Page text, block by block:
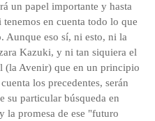
un papel importante y hasta
en cuenta todo lo que
Aunque eso sí, ni esto, ni la
Kazuki, y ni tan siquiera el
(la Avenir) que en un principio
los precedentes, serán
su particular búsqueda en
la promesa de ese "futuro